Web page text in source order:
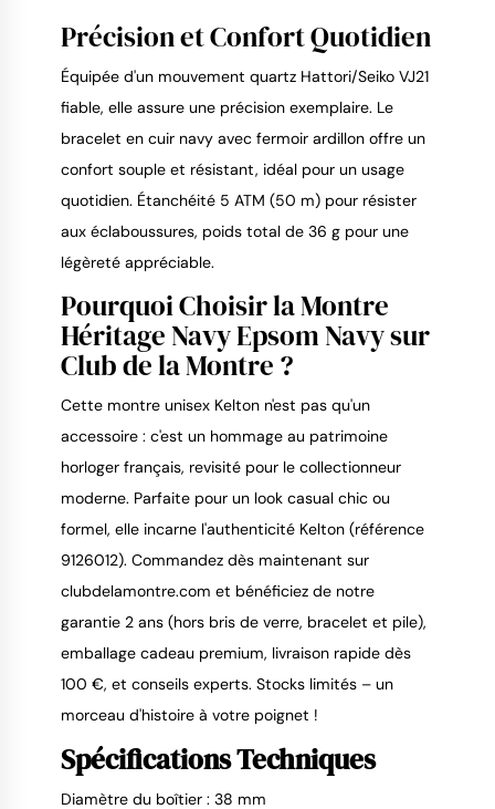
Précision et Confort Quotidien
Équipée d'un mouvement quartz Hattori/Seiko VJ21
fiable, elle assure une précision exemplaire. Le
bracelet en cuir navy avec fermoir ardillon offre un
confort souple et résistant, idéal pour un usage
quotidien. Étanchéité 5 ATM (50 m) pour résister
aux éclaboussures, poids total de 36 g pour une
légèreté appréciable.
Pourquoi Choisir la Montre
Héritage Navy Epsom Navy sur
Club de la Montre ?
Cette montre unisex Kelton n'est pas qu'un
accessoire : c'est un hommage au patrimoine
horloger français, revisité pour le collectionneur
moderne. Parfaite pour un look casual chic ou
formel, elle incarne l'authenticité Kelton (référence
9126012). Commandez dès maintenant sur
clubdelamontre.com et bénéficiez de notre
garantie 2 ans (hors bris de verre, bracelet et pile),
emballage cadeau premium, livraison rapide dès
100 €, et conseils experts. Stocks limités – un
morceau d'histoire à votre poignet !
Spécifications Techniques
Diamètre du boîtier : 38 mm